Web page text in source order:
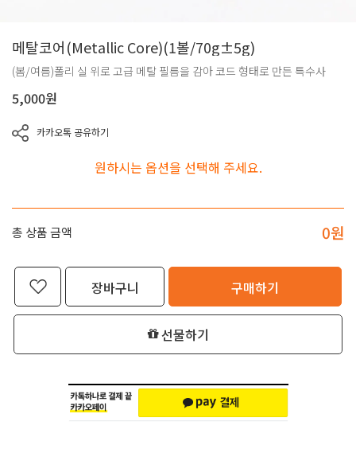
메탈코어(Metallic Core)(1볼/70g±5g)
(봄/여름)폴리 실 위로 고급 메탈 필름을 감아 코드 형태로 만든 특수사
5,000원
카카오톡 공유하기
원하시는 옵션을 선택해 주세요.
총 상품 금액 0원
장바구니 구매하기
선물하기